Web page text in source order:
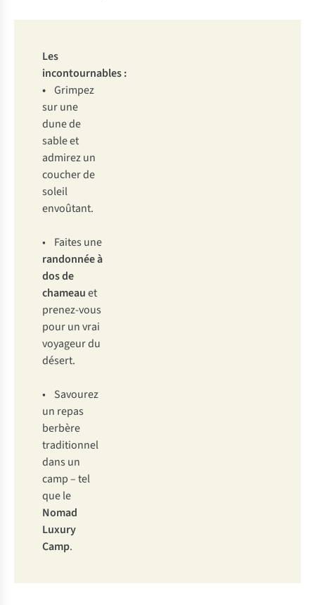
Les
incontournables :
• Grimpez
sur une
dune de
sable et
admirez un
coucher de
soleil
envoûtant.
• Faites une
randonnée à
dos de
chameauet
prenez-vous
pour un vrai
voyageur du
désert.
• Savourez
un repas
berbère
traditionnel
dans un
camp – tel
que le
Nomad
Luxury
Camp.